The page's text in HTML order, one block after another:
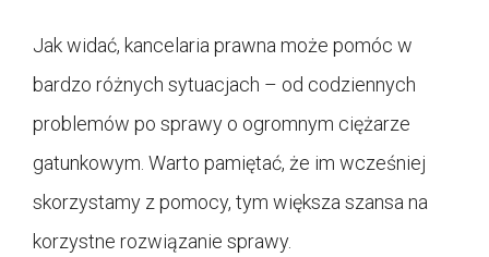
Jak widać, kancelaria prawna może pomóc w
bardzo różnych sytuacjach – od codziennych
problemów po sprawy o ogromnym ciężarze
gatunkowym. Warto pamiętać, że im wcześniej
skorzystamy z pomocy, tym większa szansa na
korzystne rozwiązanie sprawy.